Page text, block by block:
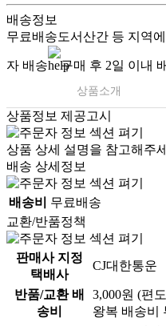
배송정보
무료배송도서산간 등 지역
자 배송 구매 후 2일 이내
상품소개
상품정보 제공고시
상품 상세 설명을 참고해주
배송 상세정보
배송비
무료배송
교환/반품정책
판매사 지정
택배사
CJ대한통운
반품/교환 배
송비
3,000원 (편
왕복 배송비